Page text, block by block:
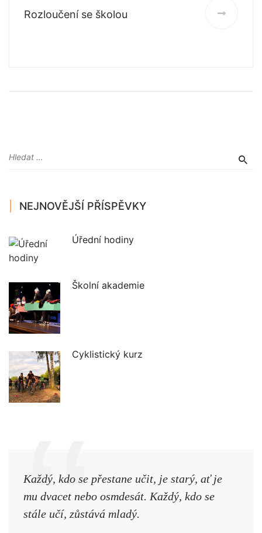
Rozloučení se školou
NEJNOVĚJŠÍ PŘÍSPĚVKY
Úřední hodiny
Školní akademie
Cyklistický kurz
Každý, kdo se přestane učit, je starý, ať je
mu dvacet nebo osmdesát. Každý, kdo se
stále učí, zůstává mladý.